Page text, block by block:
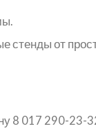
стенды от
8 017 290-23-